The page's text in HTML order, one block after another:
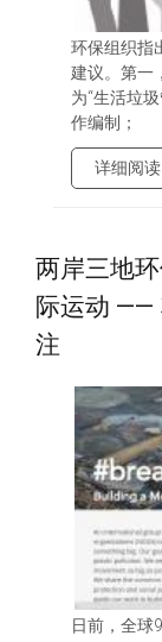
环保组织指
建议。第一
为“生活垃
作编制；
详细阅读
两岸三地
际运动 ——
注
日前，全球